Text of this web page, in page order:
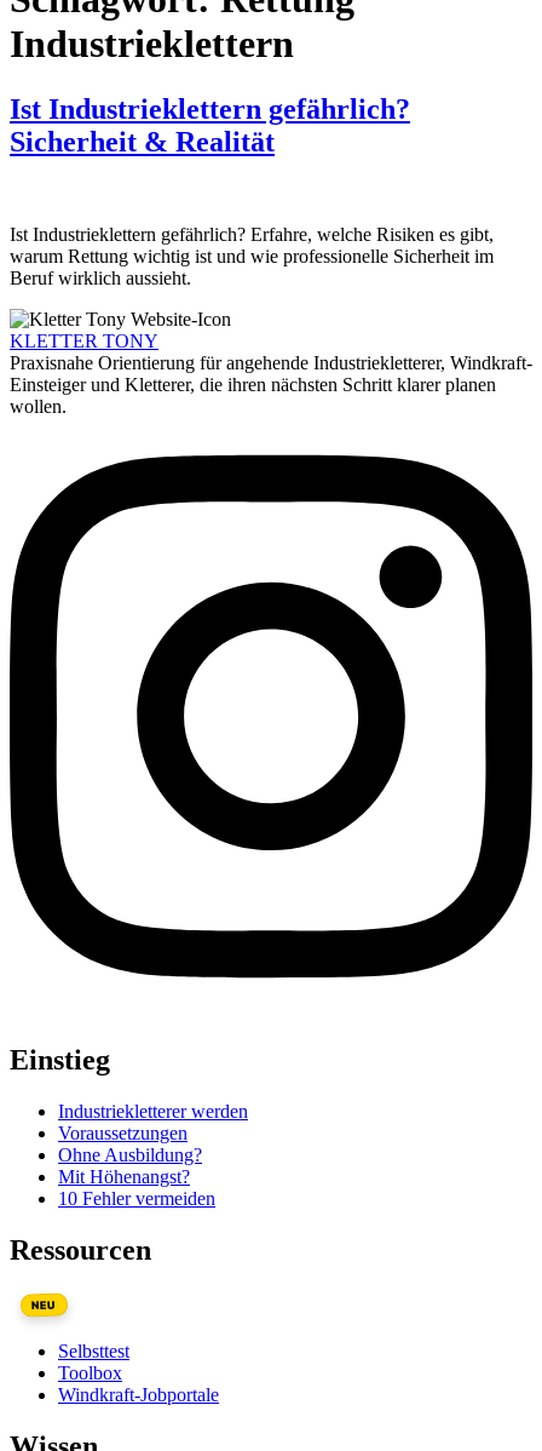
Industrieklettern
Ist Industrieklettern gefährlich?
Sicherheit & Realität
Ist Industrieklettern gefährlich? Erfahre, welche Risiken es gibt,
warum Rettung wichtig ist und wie professionelle Sicherheit im
Beruf wirklich aussieht.
KLETTER TONY
Praxisnahe Orientierung für angehende Industriekletterer, Windkraft-
Einsteiger und Kletterer, die ihren nächsten Schritt klarer planen
wollen.
Einstieg
Industriekletterer werden
Voraussetzungen
Ohne Ausbildung?
Mit Höhenangst?
10 Fehler vermeiden
Ressourcen
NEU
Selbsttest
Toolbox
Windkraft-Jobportale